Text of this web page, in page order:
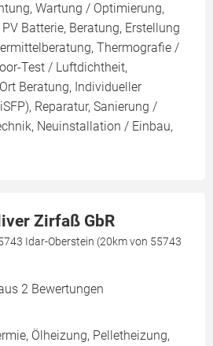
Wartung / Optimierung,
Batterie, Beratung, Erstellung
Thermografie /
Test / Luftdichtheit,
Beratung, Individueller
Reparatur, Sanierung /
Neuinstallation / Einbau,
Zirfaß GbR
Idar-Oberstein (20km von 55743
2 Bewertungen
Ölheizung, Pelletheizung,